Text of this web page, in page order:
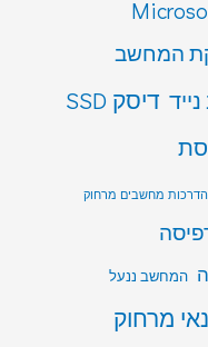
המחשב
דיסק SSD
מחשבים מרחוק
המחשב ננעל
מרחוק